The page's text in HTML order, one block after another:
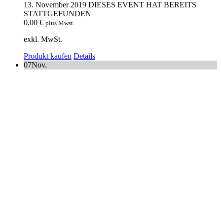
13. November 2019 DIESES EVENT HAT BEREITS
STATTGEFUNDEN
0,00 € plus Mwst.
exkl. MwSt.
Produkt kaufen Details
07Nov.